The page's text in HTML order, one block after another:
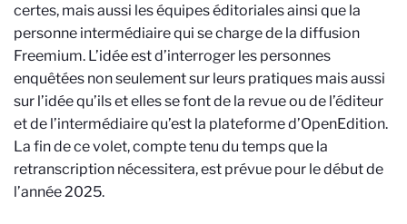
certes, mais aussi les équipes éditoriales ainsi que la
personne intermédiaire qui se charge de la diffusion
Freemium. L’idée est d’interroger les personnes
enquêtées non seulement sur leurs pratiques mais aussi
sur l’idée qu’ils et elles se font de la revue ou de l’éditeur
et de l’intermédiaire qu’est la plateforme d’OpenEdition.
La fin de ce volet, compte tenu du temps que la
retranscription nécessitera, est prévue pour le début de
l’année 2025.